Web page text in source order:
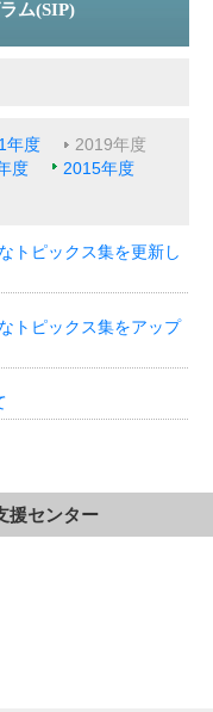
ム(SIP)
年度
2019年度
度
2015年度
トピックス集を更新し
トピックス集をアップ
援センター